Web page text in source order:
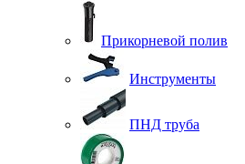
Прикорневой полив
Инструменты
ПНД труба